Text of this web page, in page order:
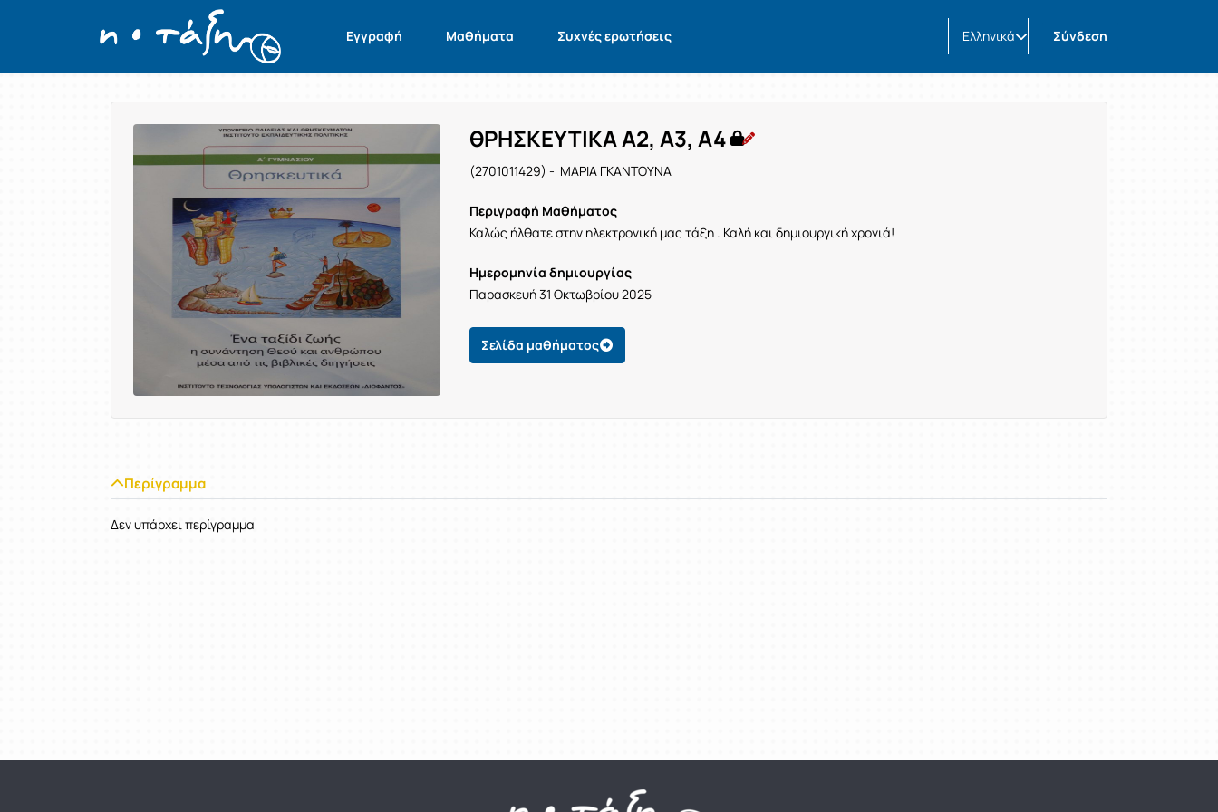
Εγγραφή Μαθήματα Συχνές ερωτήσεις Ελληνικά Σύνδεση
Παρουσίαση/Προβολή
θΡΗΣΚΕΥΤΙΚΑ Α2, Α3, Α4
(2701011429) - ΜΑΡΙΑ ΓΚΑΝΤΟΥΝΑ
Περιγραφή Μαθήματος
Καλώς ήλθατε στην ηλεκτρονική μας τάξη . Καλή και δημιουργική χρονιά!
Ημερομηνία δημιουργίας
Παρασκευή 31 Οκτωβρίου 2025
Σελίδα μαθήματος
Περίγραμμα
Δεν υπάρχει περίγραμμα